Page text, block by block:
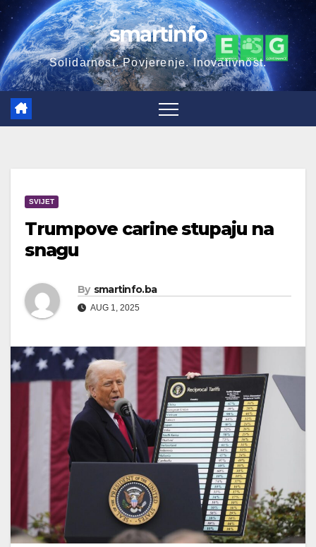
Skip
to
content
smartinfo
Solidarnost. Povjerenje. Inovativnost.
SVIJET
Trumpove carine stupaju na
snagu
By smartinfo.ba
AUG 1, 2025